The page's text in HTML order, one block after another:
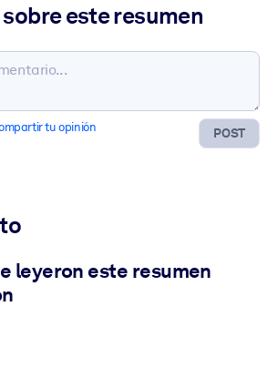
este resumen
POST
tu opinión
leyeron este resumen